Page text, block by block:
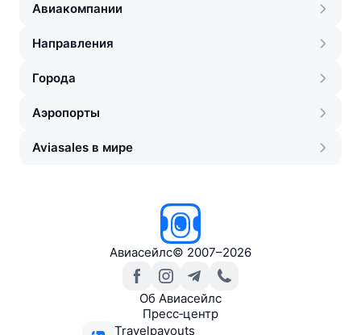
Авиакомпании
Направления
Города
Аэропорты
Aviasales в мире
Авиасейлс© 2007–2026
Об Авиасейлс
Пресс‑центр
Travelpayouts